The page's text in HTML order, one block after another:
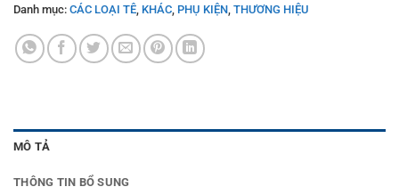
Danh mục: CÁC LOẠI TÊ KHÁC PHỤ KIỆN THƯƠNG HIỆU
MÔ TẢ
THÔNG TIN BỔ SUNG